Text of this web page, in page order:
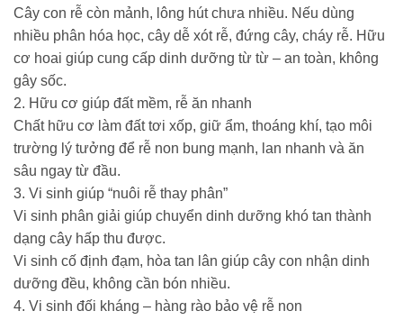
Cây con rễ còn mảnh, lông hút chưa nhiều. Nếu dùng
nhiều phân hóa học, cây dễ xót rễ, đứng cây, cháy rễ. Hữu
cơ hoai giúp cung cấp dinh dưỡng từ từ – an toàn, không
gây sốc.
2. Hữu cơ giúp đất mềm, rễ ăn nhanh
Chất hữu cơ làm đất tơi xốp, giữ ẩm, thoáng khí, tạo môi
trường lý tưởng để rễ non bung mạnh, lan nhanh và ăn
sâu ngay từ đầu.
3. Vi sinh giúp “nuôi rễ thay phân”
Vi sinh phân giải giúp chuyển dinh dưỡng khó tan thành
dạng cây hấp thu được.
Vi sinh cố định đạm, hòa tan lân giúp cây con nhận dinh
dưỡng đều, không cần bón nhiều.
4. Vi sinh đối kháng – hàng rào bảo vệ rễ non